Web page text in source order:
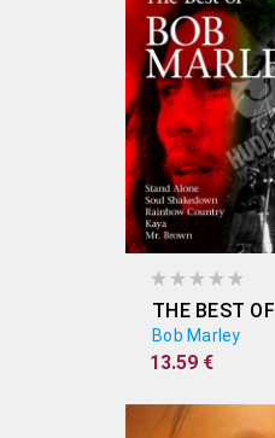
THE BEST OF
Bob Marley
13.59 €